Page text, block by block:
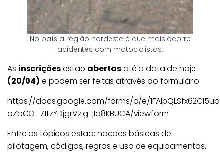
No país a região nordeste é que mais ocorre
acidentes com motociclistas.
As inscriçõesestão abertasaté a data de hoje
(20/04) e podem ser feitas através do formulário:
https://docs.google.com/forms/d/e/
oZbCO_71tzYDjgrVzig-jIq8KBUCA/viewform
Entre os tópicos estão: noções básicas de
pilotagem, códigos, regras e uso de equipamentos.